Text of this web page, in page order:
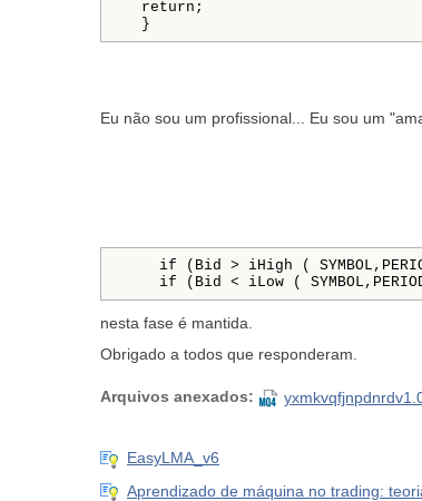
return ;
}
Eu não sou um profissional... Eu sou um
if ( Bid > iHigh ( SYMBOL ,
if
( Bid < iLow ( SYMBOL ,
nesta fase é mantida.
Obrigado a todos que responderam.
Arquivos anexados:
EasyLMA_v6
Aprendizado de máquina no trading: